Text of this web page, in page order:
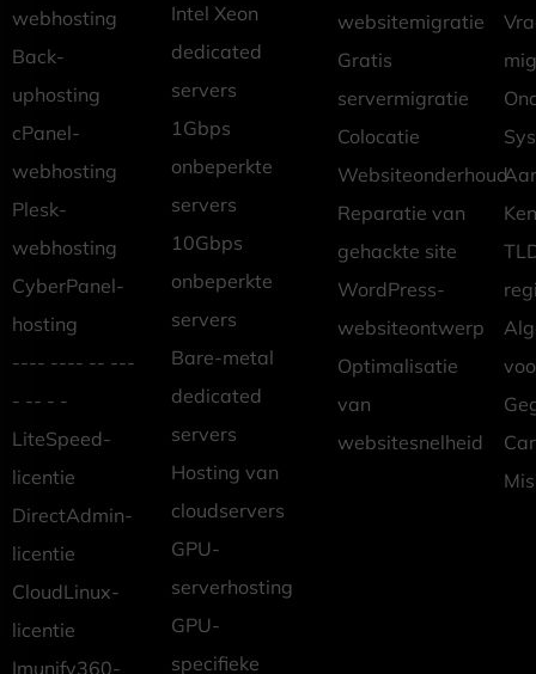
webhosting
Back-
uphosting
cPanel-
webhosting
Plesk-
webhosting
CyberPanel-
hosting
---- ---- -- ---
- -- - -
LiteSpeed-
licentie
DirectAdmin-
licentie
CloudLinux-
licentie
Imunify360-
Intel Xeon
dedicated
servers
1Gbps
onbeperkte
servers
10Gbps
onbeperkte
servers
Bare-metal
dedicated
servers
Hosting van
cloudservers
GPU-
serverhosting
GPU-
specifieke
websitemigratie
Gratis
servermigratie
Colocatie
Websiteonderhoud
Reparatie van
gehackte site
WordPress-
websiteontwerp
Optimalisatie
van
websitesnelheid